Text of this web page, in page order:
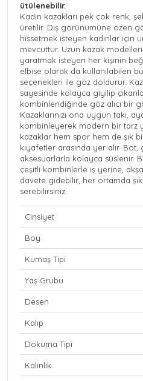
ütülenebilir.
Kadın kazakları pek çok renk,
üretilir. Dış görünümüne özen
hissetmek isteyen kadınlar için
mevcuttur. Uzun kazak
yaratmak isteyen her kişinin
elbise olarak da kullanılabilen
seçenekleri ile göz doldurur.
sayesinde kolayca giyilip
kombinlendiğinde göz alıcı bir
Kazaklarınızı ona uygun takı,
kombinleyerek modern bir tarz
kazaklar hem spor hem de şık
kıyafetler arasında yer alır.
aksesuarlarla kolayca süslenir.
çeşitli kombinlerle iş yerine,
davete gidebilir, her ortamda
serebilirsiniz.
Cinsiyet
Boy
Kumaş Tipi
Yaş Grubu
Desen
Kalıp
Dokuma Tipi
Kalınlık